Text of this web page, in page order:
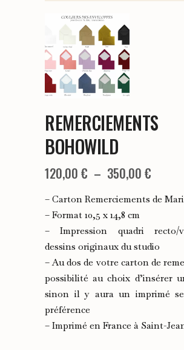
REMERCIEMENTS
BOHOWILD
120,00 € – 350,00 €
de
à
– Carton Remerciements de
– Format 10,5 x 14,8 cm
– Impression quadri recto/
dessins originaux du studio
– Au dos de votre carton de
possibilité au choix d’insérer
sinon il y aura un imprimé
préférence
– Imprimé en France à Saint-